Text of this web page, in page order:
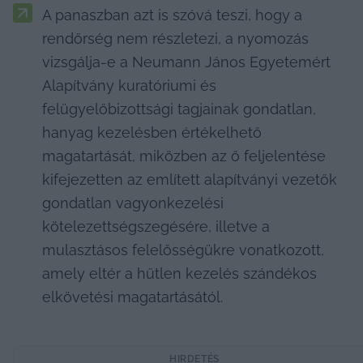
A panaszban azt is szóvá teszi, hogy a
rendőrség nem részletezi, a nyomozás
vizsgálja-e a Neumann János Egyetemért
Alapítvány kuratóriumi és
felügyelőbizottsági tagjainak gondatlan,
hanyag kezelésben értékelhető
magatartását, miközben az ő feljelentése
kifejezetten az említett alapítványi vezetők
gondatlan vagyonkezelési
kötelezettségszegésére, illetve a
mulasztásos felelősségükre vonatkozott,
amely eltér a hűtlen kezelés szándékos
elkövetési magatartásától.
HIRDETÉS